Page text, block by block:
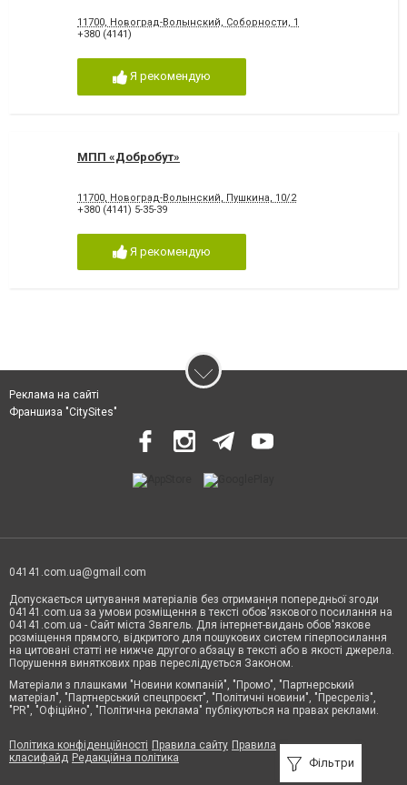
11700, Новоград-Волынский, Соборности, 1
+380 (4141)
Я рекомендую
МПП «Добробут»
11700, Новоград-Волынский, Пушкина, 10/2
+380 (4141) 5-35-39
Я рекомендую
Фільтри
Реклама на сайті
Франшиза "CitySites"
04141.com.ua@gmail.com
Допускається цитування матеріалів без отримання попередньої згоди
04141.com.ua за умови розміщення в тексті обов'язкового посилання на
04141.com.ua - Сайт міста Звягель. Для інтернет-видань обов'язкове
розміщення прямого, відкритого для пошукових систем гіперпосилання
на цитовані статті не нижче другого абзацу в тексті або в якості джерела.
Порушення виняткових прав переслідується Законом.
Матеріали з плашками "Новини компаній", "Промо", "Партнерський
матеріал", "Партнерський спецпроєкт", "Політичні новини", "Пресреліз",
"PR", "Офіційно", "Політична реклама" публікуються на правах реклами.
Політика конфіденційності Правила сайту Правила
класифайд Редакційна політика